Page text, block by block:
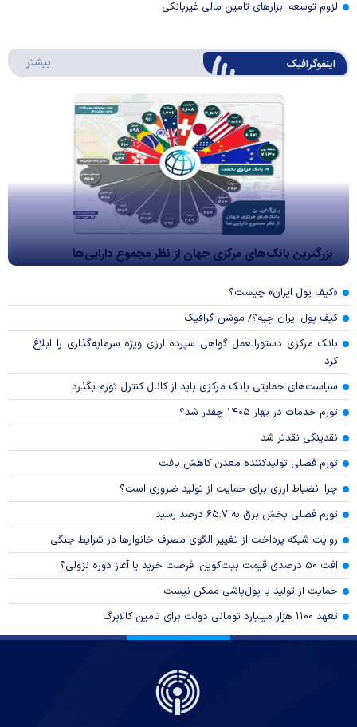
لزوم توسعه ابزارهای تامین مالی غیربانکی
اینفوگرافیک بیشتر
بزرگترین بانک‌های مرکزی جهان از نظر مجموع دارایی‌ها
«کیف پول ایران» چیست؟
کیف پول ایران چیه؟/ موشن گرافیک
بانک مرکزی دستورالعمل گواهی سپرده ارزی ویژه سرمایه‌گذاری را ابلاغ
کرد
سیاست‌های حمایتی بانک مرکزی باید از کانال کنترل تورم بگذرد
تورم خدمات در بهار ۱۴۰۵ چقدر شد؟
نقدینگی نقدتر شد
تورم فصلی تولیدکننده معدن کاهش یافت
چرا انضباط ارزی برای حمایت از تولید ضروری است؟
تورم فصلی بخش برق به ۶۵.۷ درصد رسید
روایت شبکه پرداخت از تغییر الگوی مصرف خانوار‌ها در شرایط جنگی
افت ۵۰ درصدی قیمت بیت‌کوین؛ فرصت خرید یا آغاز دوره نزولی؟
حمایت از تولید با پول‌پاشی ممکن نیست
تعهد ۱۱۰۰ هزار میلیارد تومانی دولت برای تامین کالابرگ